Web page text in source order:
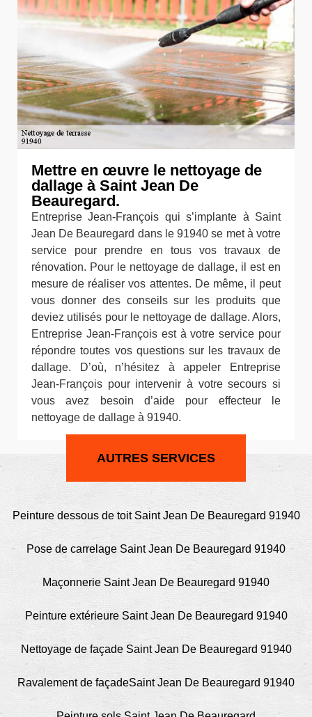
Mettre en œuvre le nettoyage de
dallage à Saint Jean De
Beauregard.
Entreprise Jean-François qui s’implante à Saint
Jean De Beauregard dans le 91940 se met à votre
service pour prendre en tous vos travaux de
rénovation. Pour le nettoyage de dallage, il est en
mesure de réaliser vos attentes. De même, il peut
vous donner des conseils sur les produits que
deviez utilisés pour le nettoyage de dallage. Alors,
Entreprise Jean-François est à votre service pour
répondre toutes vos questions sur les travaux de
dallage. D’où, n’hésitez à appeler Entreprise
Jean-François pour intervenir à votre secours si
vous avez besoin d’aide pour effecteur le
nettoyage de dallage à 91940.
AUTRES SERVICES
Peinture dessous de toit Saint Jean De Beauregard 91940
Pose de carrelage Saint Jean De Beauregard 91940
Maçonnerie Saint Jean De Beauregard 91940
Peinture extérieure Saint Jean De Beauregard 91940
Nettoyage de façade Saint Jean De Beauregard 91940
Ravalement de façadeSaint Jean De Beauregard 91940